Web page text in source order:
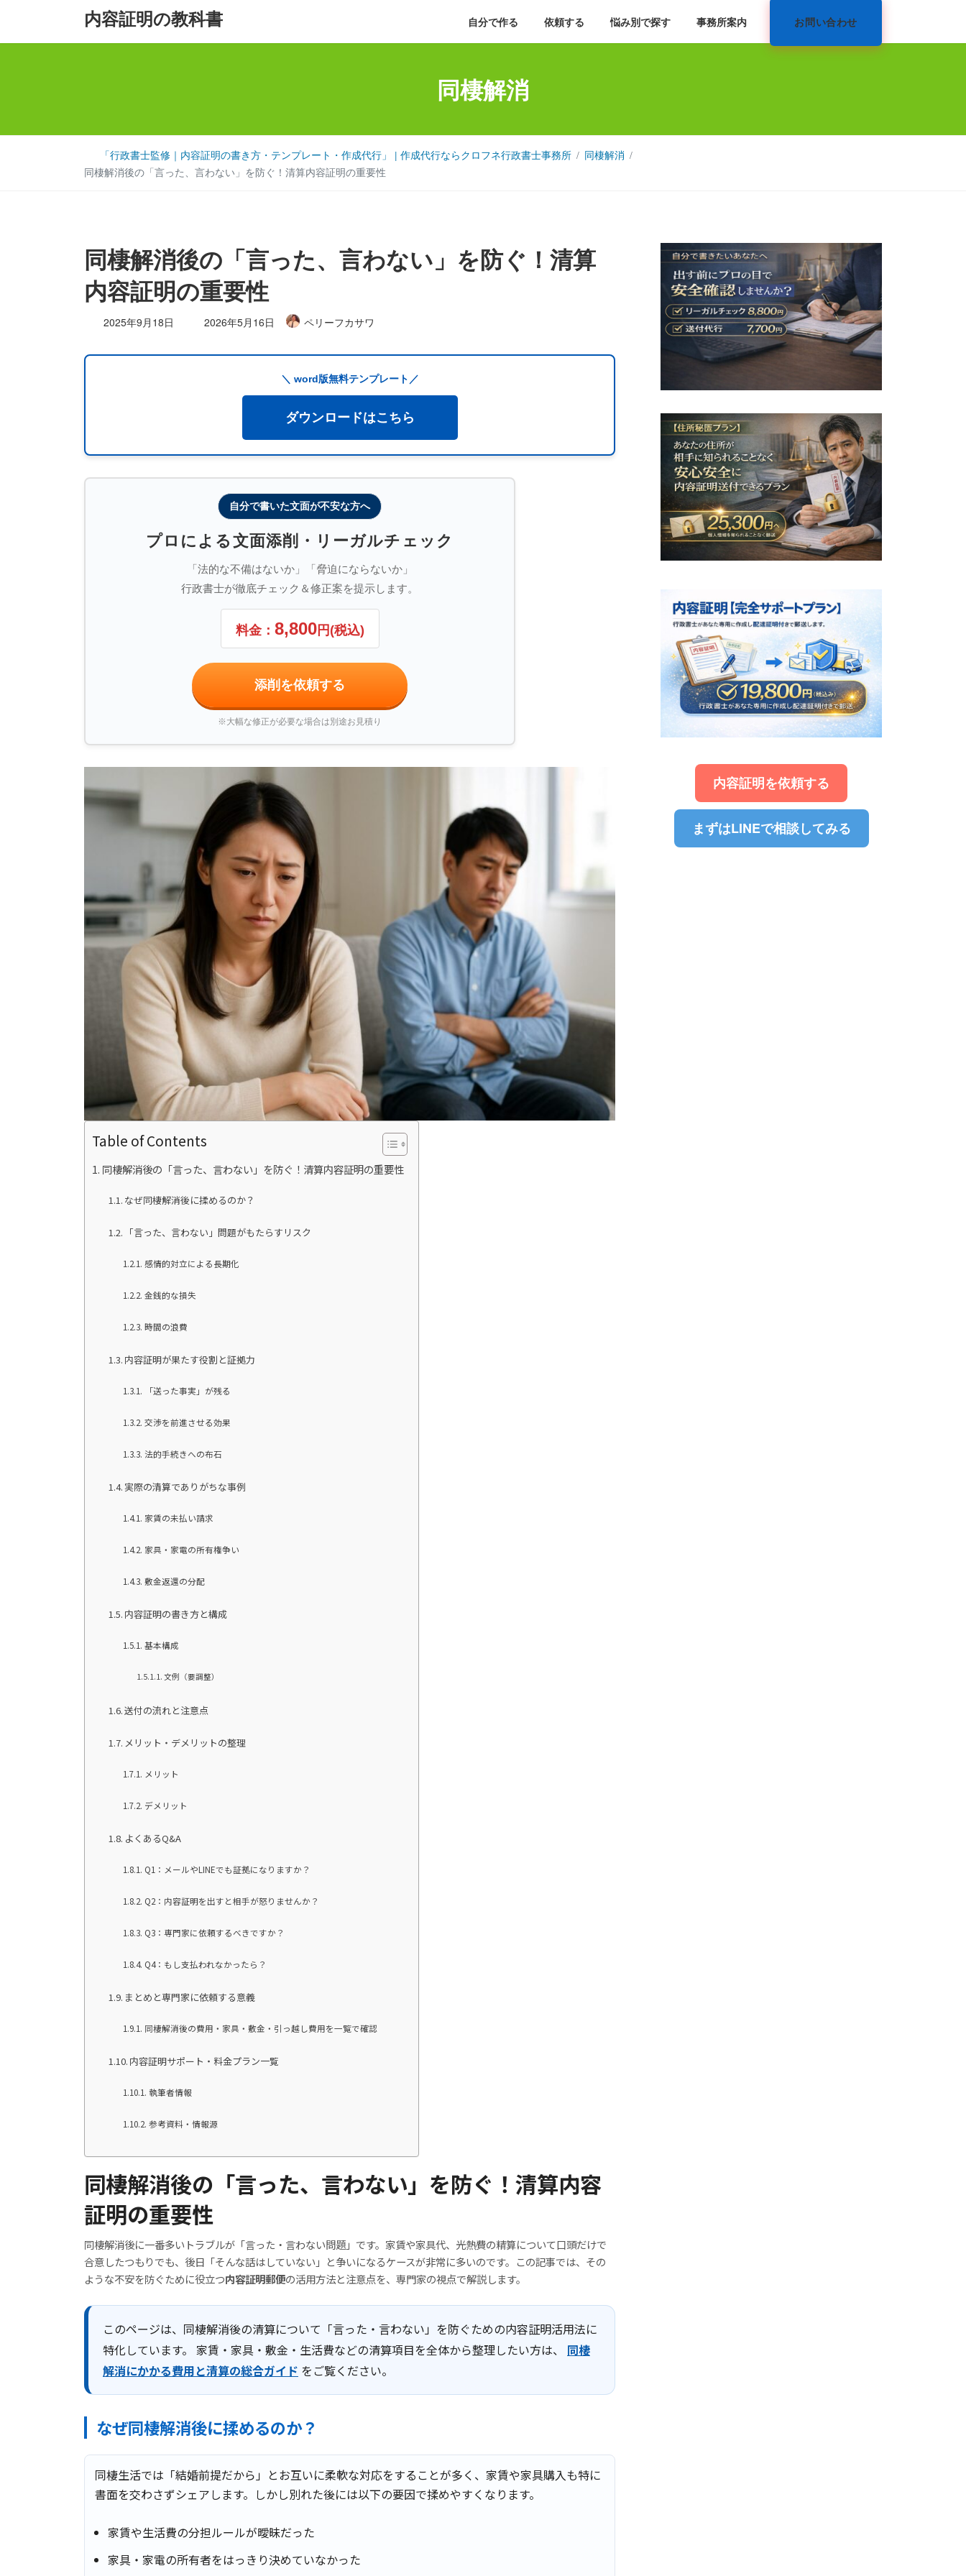
内容証明の教科書 自分で作る 依頼する 悩み別で探す 事務所案内 お問い合わせ
同棲解消
「行政書士監修｜内容証明の書き方・テンプレート・作成代行」 | 作成代行ならクロフネ行政書士事務所
同棲解消
同棲解消後の「言った、言わない」を防ぐ！清算内容証明の重要性
同棲解消後の「言った、言わない」を防ぐ！清算
内容証明の重要性
2025年9月18日
最
更
2026年5月16日 ペリーフカサワ
＼ word版無料テンプレート／
ダウンロードはこちら
自分で書いた文面が不安な方へ
プロによる文面添削・リーガルチェック
「法的な不備はないか」「脅迫にならないか」
行政書士が徹底チェック＆修正案を提示します。
料金： 8,800円(税込)
添削を依頼する
※大幅な修正が必要な場合は別途お見積り
Table of Contents
同棲解消後の「言った、言わない」を防ぐ！清算内容証明の重要性
なぜ同棲解消後に揉めるのか？
「言った、言わない」問題がもたらすリスク
感情的対立による長期化
金銭的な損失
時間の浪費
内容証明が果たす役割と証拠力
「送った事実」が残る
交渉を前進させる効果
法的手続きへの布石
実際の清算でありがちな事例
家賃の未払い請求
家具・家電の所有権争い
敷金返還の分配
内容証明の書き方と構成
基本構成
文例（要調整）
送付の流れと注意点
メリット・デメリットの整理
メリット
デメリット
よくあるQ&A
Q1：メールやLINEでも証拠になりますか？
Q2：内容証明を出すと相手が怒りませんか？
Q3：専門家に依頼するべきですか？
Q4：もし支払われなかったら？
まとめと専門家に依頼する意義
同棲解消後の費用・家具・敷金・引っ越し費用を一覧で確認
内容証明サポート・料金プラン一覧
執筆者情報
参考資料・情報源
同棲解消後の「言った、言わない」を防ぐ！清算内容
証明の重要性
同棲解消後に一番多いトラブルが「言った・言わない問題」です。家賃や家具代、光熱費の精算について口頭だけで
合意したつもりでも、後日「そんな話はしていない」と争いになるケースが非常に多いのです。この記事では、その
ような不安を防ぐために役立つ内容証明郵便の活用方法と注意点を、専門家の視点で解説します。
このページは、同棲解消後の清算について「言った・言わない」を防ぐための内容証明活用法に
特化しています。 家賃・家具・敷金・生活費などの清算項目を全体から整理したい方は、 同棲
解消にかかる費用と清算の総合ガイド をご覧ください。
なぜ同棲解消後に揉めるのか？
同棲生活では「結婚前提だから」とお互いに柔軟な対応をすることが多く、家賃や家具購入も特に
書面を交わさずシェアします。しかし別れた後には以下の要因で揉めやすくなります。
家賃や生活費の分担ルールが曖昧だった
家具・家電の所有者をはっきり決めていなかった
内容証明を依頼する
まずはLINEで相談してみる